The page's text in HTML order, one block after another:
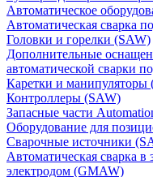
Автоматическое
Автоматическая сварка
Головки и горелки (SAW)
Дополнительные
автоматической сварки
Каретки и манипуляторы
Контроллеры (SAW)
Запасные части
Оборудование для
Сварочные источники
Автоматическая сварка
электродом (GMAW)